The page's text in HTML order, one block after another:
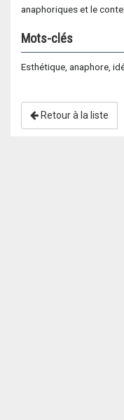
anaphoriques et le
Mots-clés
Esthétique, anaphore,
Retour à la liste